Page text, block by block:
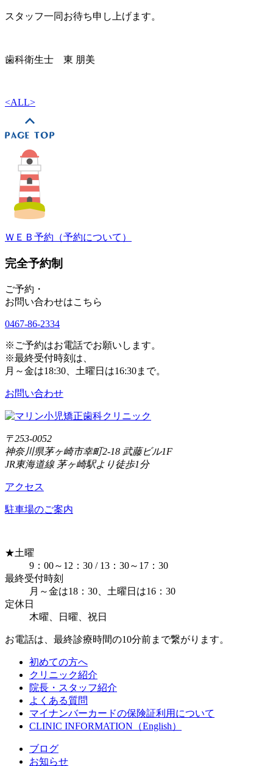
スタッフ一同お待ち申し上げます。
歯科衛生士 東 朋美
<ALL>
ＷＥＢ予約（予約について）
完全予約制
ご予約・
お問い合わせはこちら
0467-86-2334
※ご予約はお電話でお願いします。
※最終受付時刻は、
月～金は18:30、土曜日は16:30まで。
お問い合わせ
〒253-0052
神奈川県茅ヶ崎市幸町2-18 武藤ビル1F
JR東海道線 茅ヶ崎駅より徒歩1分
アクセス
駐車場のご案内
★土曜
9：00～12：30 / 13：30～17：30
最終受付時刻
月～金は18：30、土曜日は16：30
定休日
木曜、日曜、祝日
お電話は、最終診療時間の10分前まで繋がります。
初めての方へ
クリニック紹介
院長・スタッフ紹介
よくある質問
マイナンバーカードの保険証利用について
CLINIC INFORMATION（English）
ブログ
お知らせ